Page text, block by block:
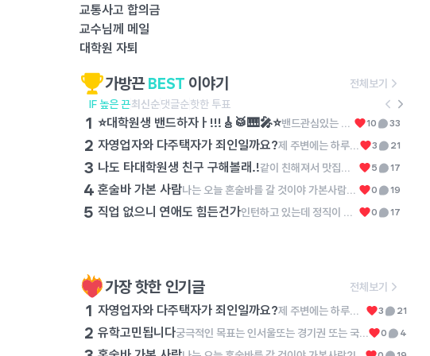
교통사고 합의금
교수님께 메일
대학원 자퇴
가방끈BEST 이야기
전체보기
IF 높은 끈최신순댓글순핫한 투표
1 ⭐️대학원생 밴드하자ㅏ!!!🎸🥁🎹🎤⭐️ 밴드관심있는 사람?! 저번에 대학원생분들 모여서 합주 한번해봤는데 넘 좋더라구..!!!! રલા 나는,, 단순 일회성이아니라.. 장기적으로 밴드를 하거싶어서..!🥺✨ 음악이라는 좋은 관심사를 통해서 여럿이서 모여서 같이 뭘한다는게 엄청 뿌듯하고 재밌더라구?!!! >< 한번도 안해봤어도 괜찮아 ..!! 전공이 아니어도 괜찮아!!!! 그냥 밴드하는거에 진심인 사람이면 돼. 정기적으로 모여서 같이 합주하구 얘기도 나누고 내가 대문자 N이라서 그런지 모르겠는데..ㅋㅋ 나중에 혹시라도 잘되면 우리만의 자작곡같은거 만들어서 내거나 유명한 곡들 커버해서 인스타 계정 만들어서 혹시 우리 밴드가 커질수도 있나 .. 헤헤 라는 이상한 생각을 하기도 하지만(?) 여튼 너무 딥하게는 생각하지말고 ..! 밴드에 관심있거나 하고싶으면 나에게 꼭꼭 말해주었으면 해 ..!!!!!!!!! 𖤐 같이 재밌는 밴드 하자,,. 🥺✨ 🙏🏻🥲✨ 10 33
2 자영업자와 다주택자가 죄인일까요? 제 주변에는 하루에 최소 15시간, 많게는 19시간을 자기 몸과 영혼을 갈아서 자영업에 종사하는 이웃들이 있습니다. 이 분들은 순수 마진이라도 건지기 위해서 하루에 최소한 이 정도는 일해야 하고, 월 매출 6,000만 원을 넘기지 못하면 아르바이트생 월급도 주지 못하고 유지보수비에도 투자하지 못합니다. 그렇다보니 이 분들은 남녀 할 것 없이 1년에 쉬는 날이 1월 첫 날, 설날 당일, 추석 당일 밖에 없다고 이야기합니다. 그런데 과거 정부에서는 이 분들이 벌어들인 소득에 불필요하게 세금을 매기려 했고, 최저 시급도 너무 많이 올려서 코로나19 시기에는 이 분들이 애써 일구어 낸 사업을 접어야 하였습니다. 며칠 전 어느 대표님의 폐업을 돕는 일을 잠시 했습니다. 일을 하는 과정에서 켜켜이 쌓인 재고를 보며 마음이 너무 무거워졌습니다. 퇴근하고 학술논문을 쓰러 가는 길에 '사업을 하는 분들은 죄인인가?'라는 생각에 잠기곤 했습니다. 사업이란 이것이다! 도대체 사업을 하시는 분들이 무슨 죄를 지었길래 이러한 수모를 당해야만 하는지 이해가 가지 않습니다. 사업하는 분들을 조용히 응원하기라도 하면 몰라요. 그런데, 사업하는 분들이나 다주택자에 대해서 우리 사회는 저 분들을 적대시하기만 하고 저 분들에게서 돈을 뜯어내려고만 하고 있습니다. 우리는 이 분들이 낸 세금으로 살아가고 있는데, 이 분들의 입장이 되어 보기라도 했는지 모르겠습니다. 우연히 다주택자 분을 만나서 이야기를 나눠 봤습니다. "내가 국민학교 다녔을 때는 2명의 누나들과 4명의 형제들이랑 라면 한 봉지를 나눠서 먹을 정도로 힘들게 살았다. 중학생 때는 공납금을 제 때에 내지 못해서 쫓겨나는 것은 아닐까 불안해하며 살았다. 가난을 내 대에서 끊고, 내 자식과 손자들은 잘 살면 좋겠다는 일념으로 설날 당일과 추석 당일을 빼고 쉰 적이 없었고, 어렵게 모은 돈으로 불우한 청소년들한테 장학금도 주고 빌딩도 사고 아파트도 샀다. 그런데, 정부에서 가진 사람들에게 세금을 더 매기면 못 가진 사람들은 오히려 더 살기 힘들어진다. 다들 이걸 알기나 하는지 모르겠다." 사업을 하며 살아가는 사람들의 이야기는 조용히 묻히는 것이 너무 통탄스럽습니다. 다주택자들의 치열한 삶의 현장 또한 조용히 묻히는 것이 너무 아쉽습니다. 이런 이유로 저는 진보당이나 기본소득당 같은 반(反)기업 세력에 대해서는 그 글자를 보기만 해도 화가 치밀어오릅니다. 국민의힘이나 더불어민주당, 조국혁신당에서는 대기업 임원 출신(양향자 전 경기도지사 후보), 금융인 출신(김상욱 울산광역시장), 외국계 기업 출신(이언주 의원, 이해민 의원)이 꽤 있다 보니 경제 관념이 있는 사람들이 많다만 진보당이나 기본소득당에서는 사회생활을 해 본 사람이 단 한 명도 없어서 경제 관념이 없는 사람들이 많아 보입니다(보통 이런 부류들이 '투쟁', '분배'라는 말을 많이 씁니다). 그럼, 자영업자와 다주택자는 죄인일까요? 진짜 죄인은 '투쟁'과 '분배'를 외쳐대는 자들이 아닐까요? 3 21
3 나도 타대학원생 친구 구해볼래.! 같이 친해져서 맛집이나 카페가면 좋겠당.! 학사때 코로나때라 대학친구를 못사귀었는데ㅜ 대학원서 친구 만들고싶어😁 5 17
4 혼술바 가본 사람 나는 오늘 혼술바를 갈 것이야 가본사람?! 후기좀! 0 19
5 직업 없으니 연애도 힘든건가 인턴하고 있는데 정직이 아니니까... 자기소개도 뭐가 어렵네 아휴 슬프다 0 17
가장 핫한 인기글 전체보기
1 자영업자와 다주택자가 죄인일까요? 제 주변에는 하루에 최소 15시간, 많게는 19시간을 자기 몸과 영혼을 갈아서 자영업에 종사하는 이웃들이 있습니다. 이 분들은 순수 마진이라도 건지기 위해서 하루에 최소한 이 정도는 일해야 하고, 월 매출 6,000만 원을 넘기지 못하면 아르바이트생 월급도 주지 못하고 유지보수비에도 투자하지 못합니다. 그렇다보니 이 분들은 남녀 할 것 없이 1년에 쉬는 날이 1월 첫 날, 설날 당일, 추석 당일 밖에 없다고 이야기합니다. 그런데 과거 정부에서는 이 분들이 벌어들인 소득에 불필요하게 세금을 매기려 했고, 최저 시급도 너무 많이 올려서 코로나19 시기에는 이 분들이 애써 일구어 낸 사업을 접어야 하였습니다. 며칠 전 어느 대표님의 폐업을 돕는 일을 잠시 했습니다. 일을 하는 과정에서 켜켜이 쌓인 재고를 보며 마음이 너무 무거워졌습니다. 퇴근하고 학술논문을 쓰러 가는 길에 '사업을 하는 분들은 죄인인가?'라는 생각에 잠기곤 했습니다. 사업이란 이것이다! 도대체 사업을 하시는 분들이 무슨 죄를 지었길래 이러한 수모를 당해야만 하는지 이해가 가지 않습니다. 사업하는 분들을 조용히 응원하기라도 하면 몰라요. 그런데, 사업하는 분들이나 다주택자에 대해서 우리 사회는 저 분들을 적대시하기만 하고 저 분들에게서 돈을 뜯어내려고만 하고 있습니다. 우리는 이 분들이 낸 세금으로 살아가고 있는데, 이 분들의 입장이 되어 보기라도 했는지 모르겠습니다. 우연히 다주택자 분을 만나서 이야기를 나눠 봤습니다. "내가 국민학교 다녔을 때는 2명의 누나들과 4명의 형제들이랑 라면 한 봉지를 나눠서 먹을 정도로 힘들게 살았다. 중학생 때는 공납금을 제 때에 내지 못해서 쫓겨나는 것은 아닐까 불안해하며 살았다. 가난을 내 대에서 끊고, 내 자식과 손자들은 잘 살면 좋겠다는 일념으로 설날 당일과 추석 당일을 빼고 쉰 적이 없었고, 어렵게 모은 돈으로 불우한 청소년들한테 장학금도 주고 빌딩도 사고 아파트도 샀다. 그런데, 정부에서 가진 사람들에게 세금을 더 매기면 못 가진 사람들은 오히려 더 살기 힘들어진다. 다들 이걸 알기나 하는지 모르겠다." 사업을 하며 살아가는 사람들의 이야기는 조용히 묻히는 것이 너무 통탄스럽습니다. 다주택자들의 치열한 삶의 현장 또한 조용히 묻히는 것이 너무 아쉽습니다. 이런 이유로 저는 진보당이나 기본소득당 같은 반(反)기업 세력에 대해서는 그 글자를 보기만 해도 화가 치밀어오릅니다. 국민의힘이나 더불어민주당, 조국혁신당에서는 대기업 임원 출신(양향자 전 경기도지사 후보), 금융인 출신(김상욱 울산광역시장), 외국계 기업 출신(이언주 의원, 이해민 의원)이 꽤 있다 보니 경제 관념이 있는 사람들이 많다만 진보당이나 기본소득당에서는 사회생활을 해 본 사람이 단 한 명도 없어서 경제 관념이 없는 사람들이 많아 보입니다(보통 이런 부류들이 '투쟁', '분배'라는 말을 많이 씁니다). 그럼, 자영업자와 다주택자는 죄인일까요? 진짜 죄인은 '투쟁'과 '분배'를 외쳐대는 자들이 아닐까요? 3 21
2 유학고민됩니다 궁극적인 목표는 인서울또는 경기권 또는 국립대 교수 임용이고 이미 ky석사중인학생입니다 개인적 희망은 석박통합입니다. 아무래도 재정적 측면과 장기간 해외살이가 맘에 걸리지만 좋은 아웃풋은 미박에서 나오려나 싶어서요. 잘 맞는 환경에서 공부도 중요한데 과연 목표를 이루기엔 현재 석박가지고 부족할것같아 이렇게 여쭙습니다 댓글로 고견 많이주세용 0 4